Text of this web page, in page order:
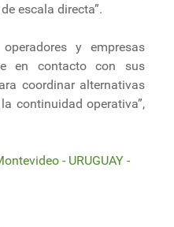
escala directa”.
y empresas
en contacto con sus
coordinar alternativas
continuidad operativa”,
- URUGUAY -